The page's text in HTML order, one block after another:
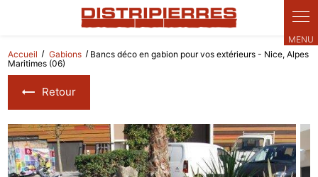
Accueil Gabions
Bancs déco en gabion pour vos extérieurs - Nice, Alpes
Maritimes (06)
Retour
Panneau de gestion des cookies